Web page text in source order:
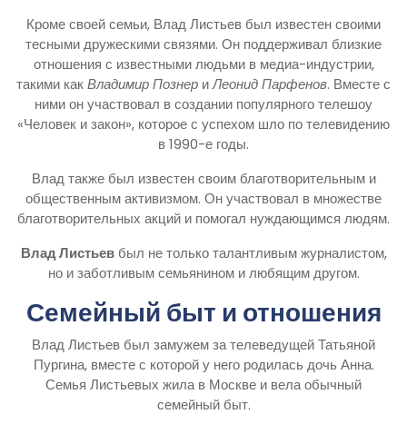
Кроме своей семьи, Влад Листьев был известен своими
тесными дружескими связями. Он поддерживал близкие
отношения с известными людьми в медиа-индустрии,
такими какВладимир Познер иЛеонид Парфенов. Вместе с
ними он участвовал в создании популярного телешоу
«Человек и закон», которое с успехом шло по телевидению
в 1990-е годы.
Влад также был известен своим благотворительным и
общественным активизмом. Он участвовал в множестве
благотворительных акций и помогал нуждающимся людям.
Влад Листьевбыл не только талантливым журналистом,
но и заботливым семьянином и любящим другом.
Семейный быт и отношения
Влад Листьев был замужем за телеведущей Татьяной
Пургина, вместе с которой у него родилась дочь Анна.
Семья Листьевых жила в Москве и вела обычный
семейный быт.